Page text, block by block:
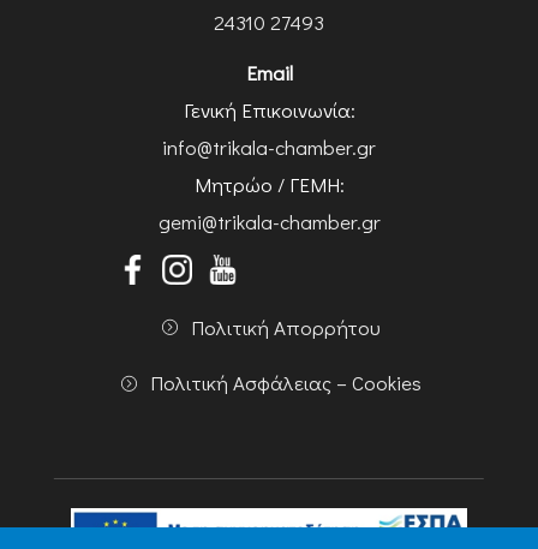
24310 27493
Email
Γενική Επικοινωνία:
info@trikala-chamber.gr
Μητρώο / ΓΕΜΗ:
gemi@trikala-chamber.gr
Πολιτική Απορρήτου
Πολιτική Ασφάλειας – Cookies